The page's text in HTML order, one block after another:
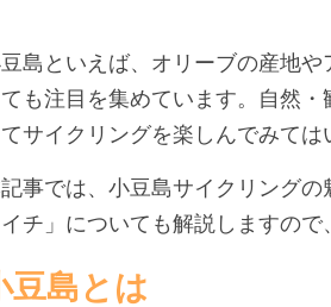
島といえば、オリーブの産地
ても注目を集めています。自然
てサイクリングを楽しんでみては
事では、小豆島サイクリング
チ」についても解説しますので
豆島とは